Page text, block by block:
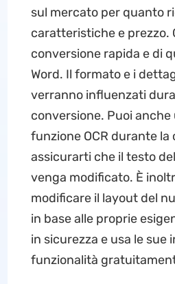
sul mercato per quanto
caratteristiche e prezzo.
conversione rapida e di
Word. Il formato e i
verranno influenzati
conversione. Puoi anche
funzione OCR durante la
assicurarti che il testo
venga modificato. È
modificare il layout del
in base alle proprie
in sicurezza e usa le sue
funzionalità